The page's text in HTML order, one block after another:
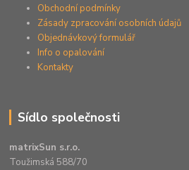
Obchodní podmínky
Zásady zpracování osobních údajů
Objednávkový formulář
Info o opalování
Kontakty
Sídlo společnosti
matrixSun s.r.o.
Toužimská 588/70